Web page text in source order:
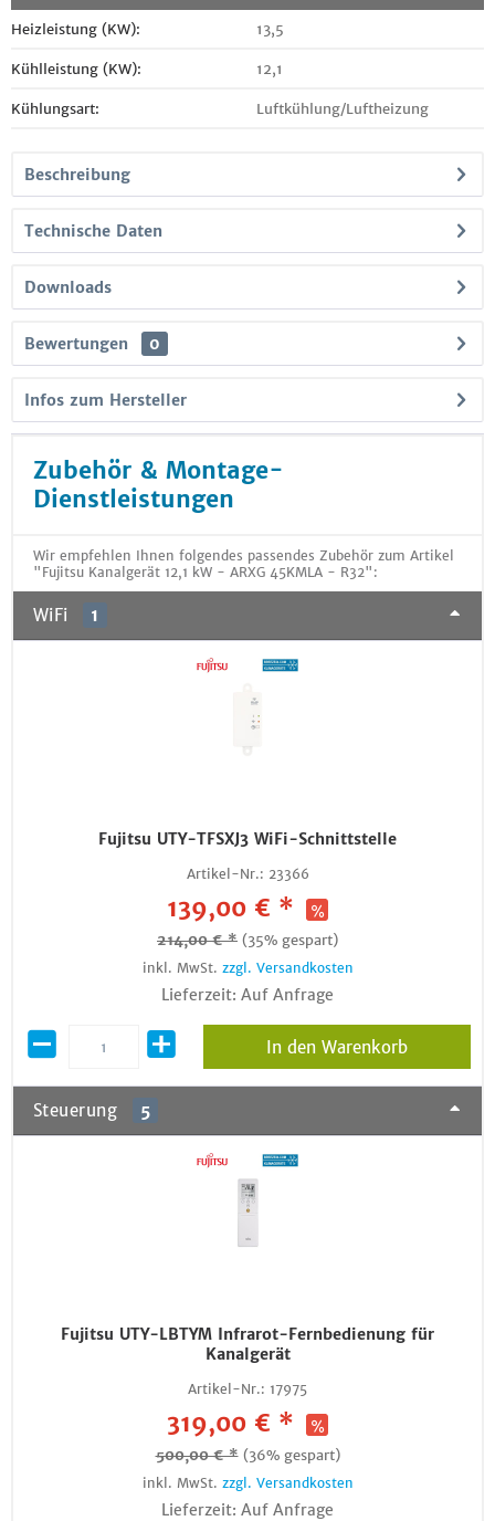
Heizleistung (KW): 13,5
Kühlleistung (KW): 12,1
Kühlungsart: Luftkühlung/Luftheizung
Beschreibung
Technische Daten
Downloads
Bewertungen 0
Infos zum Hersteller
Zubehör & Montage-
Dienstleistungen
Wir empfehlen Ihnen folgendes passendes Zubehör zum Artikel
"Fujitsu Kanalgerät 12,1 kW - ARXG 45KMLA - R32":
WiFi 1
Fujitsu UTY-TFSXJ3 WiFi-Schnittstelle
Artikel-Nr.: 23366
139,00 € *
214,00 € * (35% gespart)
inkl. MwSt. zzgl. Versandkosten
Lieferzeit: Auf Anfrage
In den Warenkorb
Steuerung 5
Fujitsu UTY-LBTYM Infrarot-Fernbedienung für
Kanalgerät
Artikel-Nr.: 17975
319,00 € *
500,00 € * (36% gespart)
inkl. MwSt. zzgl. Versandkosten
Lieferzeit: Auf Anfrage